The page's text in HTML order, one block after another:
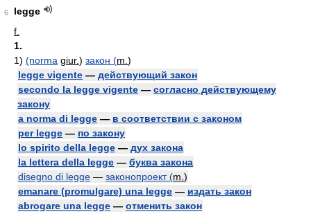
6
legge
f.
1.
1) (norma giur.) закон (m. )
legge vigente — действующий закон
secondo la legge vigente — согласно действующему
закону
a norma di legge — в соответствии с законом
per legge — по закону
lo spirito della legge — дух закона
la lettera della legge — буква закона
disegno di legge — законопроект (m. )
emanare (promulgare) una legge — издать закон
abrogare una legge — отменить закон